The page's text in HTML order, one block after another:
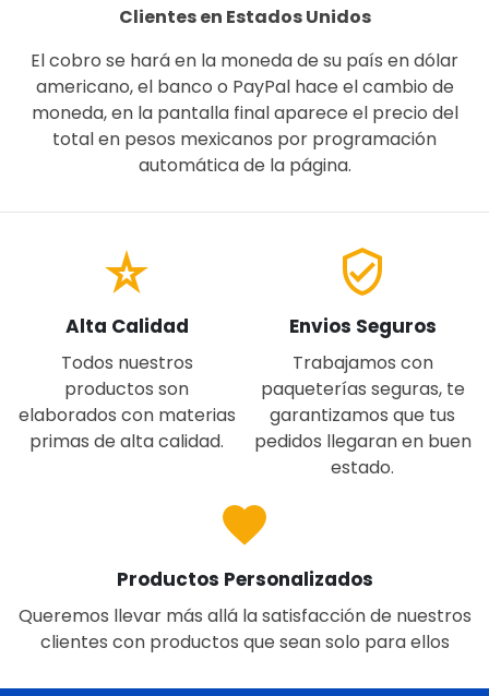
Clientes en Estados Unidos
El cobro se hará en la moneda de su país en dólar
americano, el banco o PayPal hace el cambio de
moneda, en la pantalla final aparece el precio del
total en pesos mexicanos por programación
automática de la página.
star_rate
Alta Calidad
Todos nuestros
productos son
elaborados con materias
primas de alta calidad.
verified_user
Envios Seguros
Trabajamos con
paqueterías seguras, te
garantizamos que tus
pedidos llegaran en buen
estado.
favorite
Productos Personalizados
Queremos llevar más allá la satisfacción de nuestros
clientes con productos que sean solo para ellos